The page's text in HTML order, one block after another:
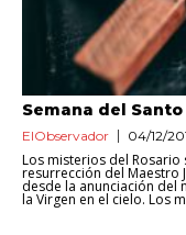
Semana del
ElObservador 04/12/
Los misterios del Rosario
resurrección del Maestro
desde la anunciación del
la Virgen en el cielo. Los